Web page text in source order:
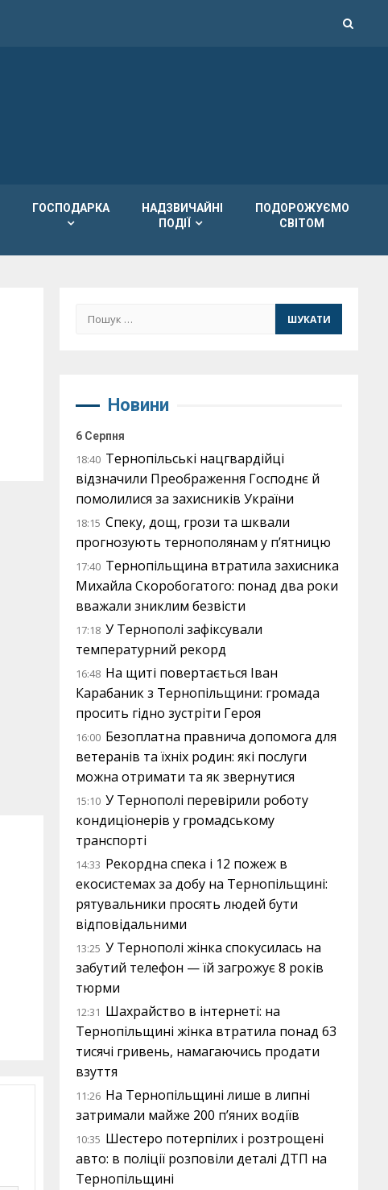
ГОСПОДАРКА
НАДЗВИЧАЙНІ
ПОДІЇ
ПОДОРОЖУЄМО
СВІТОМ
Пошук:
Новини
6 Серпня
18:40 Тернопільські нацгвардійці
відзначили Преображення Господнє й
помолилися за захисників України
18:15 Спеку, дощ, грози та шквали
прогнозують тернополянам у п’ятницю
17:40 Тернопільщина втратила захисника
Михайла Скоробогатого: понад два роки
вважали зниклим безвісти
17:18 У Тернополі зафіксували
температурний рекорд
16:48 На щиті повертається Іван
Карабаник з Тернопільщини: громада
просить гідно зустріти Героя
16:00 Безоплатна правнича допомога для
ветеранів та їхніх родин: які послуги
можна отримати та як звернутися
15:10 У Тернополі перевірили роботу
кондиціонерів у громадському
транспорті
14:33 Рекордна спека і 12 пожеж в
екосистемах за добу на Тернопільщині:
рятувальники просять людей бути
відповідальними
13:25 У Тернополі жінка спокусилась на
забутий телефон — їй загрожує 8 років
тюрми
12:31 Шахрайство в інтернеті: на
Тернопільщині жінка втратила понад 63
тисячі гривень, намагаючись продати
взуття
11:26 На Тернопільщині лише в липні
затримали майже 200 п’яних водіїв
10:35 Шестеро потерпілих і розтрощені
авто: в поліції розповіли деталі ДТП на
Тернопільщині